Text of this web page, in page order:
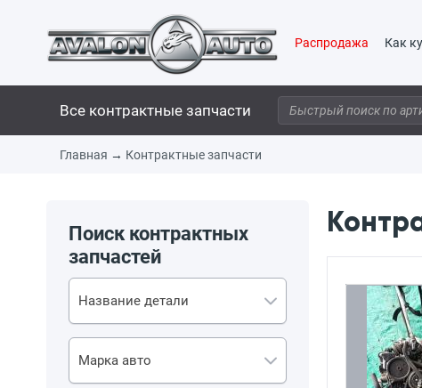
Распродажа Как
Все контрактные запчасти
Главная → Контрактные запчасти
Поиск контрактных
запчастей
Название детали
Марка авто